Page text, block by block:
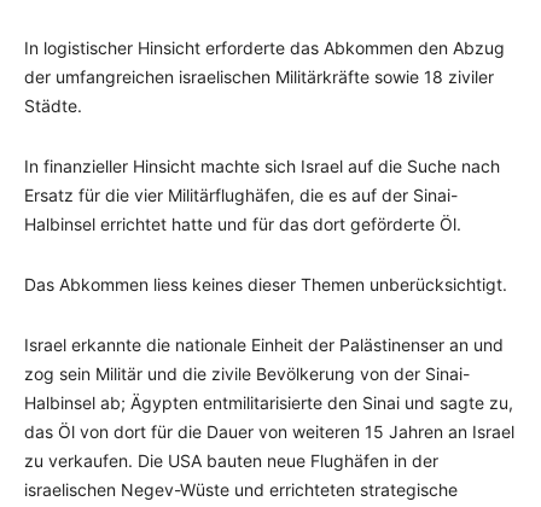
In logistischer Hinsicht erforderte das Abkommen den Abzug
der umfangreichen israelischen Militärkräfte sowie 18 ziviler
Städte.
In finanzieller Hinsicht machte sich Israel auf die Suche nach
Ersatz für die vier Militärflughäfen, die es auf der Sinai-
Halbinsel errichtet hatte und für das dort geförderte Öl.
Das Abkommen liess keines dieser Themen unberücksichtigt.
Israel erkannte die nationale Einheit der Palästinenser an und
zog sein Militär und die zivile Bevölkerung von der Sinai-
Halbinsel ab; Ägypten entmilitarisierte den Sinai und sagte zu,
das Öl von dort für die Dauer von weiteren 15 Jahren an Israel
zu verkaufen. Die USA bauten neue Flughäfen in der
israelischen Negev-Wüste und errichteten strategische